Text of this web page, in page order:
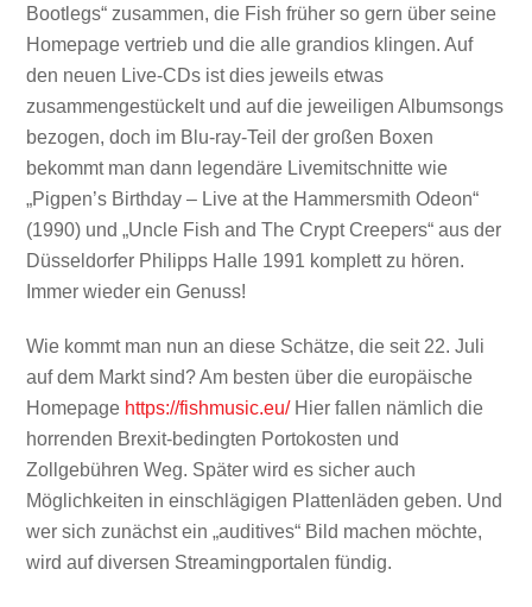
Bootlegs“ zusammen, die Fish früher so gern über seine
Homepage vertrieb und die alle grandios klingen. Auf
den neuen Live-CDs ist dies jeweils etwas
zusammengestückelt und auf die jeweiligen Albumsongs
bezogen, doch im Blu-ray-Teil der großen Boxen
bekommt man dann legendäre Livemitschnitte wie
„Pigpen’s Birthday – Live at the Hammersmith Odeon“
(1990) und „Uncle Fish and The Crypt Creepers“ aus der
Düsseldorfer Philipps Halle 1991 komplett zu hören.
Immer wieder ein Genuss!
Wie kommt man nun an diese Schätze, die seit 22. Juli
auf dem Markt sind? Am besten über die europäische
Homepage https://fishmusic.eu/ Hier fallen nämlich die
horrenden Brexit-bedingten Portokosten und
Zollgebühren Weg. Später wird es sicher auch
Möglichkeiten in einschlägigen Plattenläden geben. Und
wer sich zunächst ein „auditives“ Bild machen möchte,
wird auf diversen Streamingportalen fündig.